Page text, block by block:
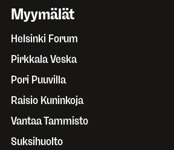
Myymälät
Helsinki Forum
Pirkkala Veska
Pori Puuvilla
Raisio Kuninkoja
Vantaa Tammisto
Suksihuolto